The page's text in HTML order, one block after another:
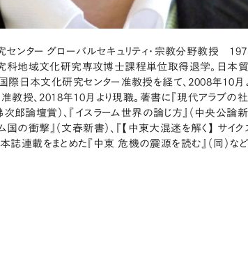
ンター グローバルセキュリティ・宗教分野教授
科地域文化研究専攻博士課程単位取得退学。日本
際日本文化研究センター准教授を経て、2008年10月
教授、2018年10月より現職。著書に『現代アラブの社
郎論壇賞）、『イスラーム世界の論じ方』（中央公論
ム国の衝撃』（文春新書）、『【中東大混迷を解く】 サイ
誌連載をまとめた『中東 危機の震源を読む』（同）な